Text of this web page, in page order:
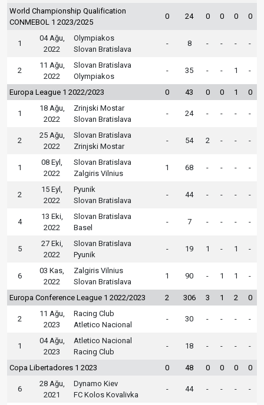
World Championship Qualification
CONMEBOL 1 2023/2025
0 24 0 0 0 0
1
04 Ağu,
2022
Olympiakos
Slovan Bratislava
- 8 - - - -
2
11 Ağu,
2022
Slovan Bratislava
Olympiakos
- 35 - - 1 -
Europa League 1 2022/2023 0 43 0 0 1 0
1
18 Ağu,
2022
Zrinjski Mostar
Slovan Bratislava
- 24 - - - -
2
25 Ağu,
2022
Slovan Bratislava
Zrinjski Mostar
- 54 2 - - -
1
08 Eyl,
2022
Slovan Bratislava
Zalgiris Vilnius
1 68 - - - -
2
15 Eyl,
2022
Pyunik
Slovan Bratislava
- 44 - - - -
4
13 Eki,
2022
Slovan Bratislava
Basel
- 7 - - - -
5
27 Eki,
2022
Slovan Bratislava
Pyunik
- 19 1 - 1 -
6
03 Kas,
2022
Zalgiris Vilnius
Slovan Bratislava
1 90 - 1 1 -
Europa Conference League 1 2022/2023 2 306 3 1 2 0
2
11 Ağu,
2023
Racing Club
Atletico Nacional
- 30 - - - -
1
04 Ağu,
2023
Atletico Nacional
Racing Club
- 18 - - - -
Copa Libertadores 1 2023 0 48 0 0 0 0
6
28 Ağu,
2021
Dynamo Kiev
FC Kolos Kovalivka
- 44 - - - -